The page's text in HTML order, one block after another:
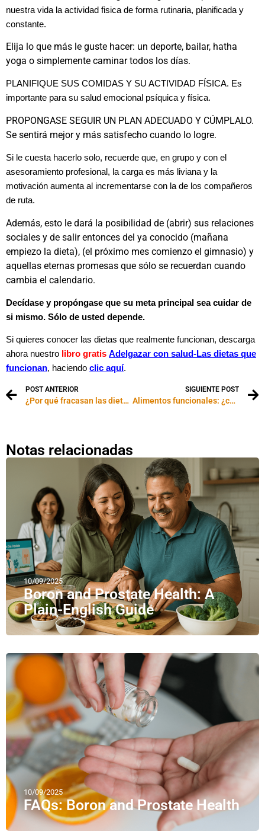
nuestra vida la actividad fisica de forma rutinaria, planificada y
constante.
Elija lo que más le guste hacer: un deporte, bailar, hatha
yoga o simplemente caminar todos los días.
PLANIFIQUE SUS COMIDAS Y SU ACTIVIDAD FÍSICA. Es
importante para su salud emocional psíquica y física.
PROPONGASE SEGUIR UN PLAN ADECUADO Y CÚMPLALO.
Se sentirá mejor y más satisfecho cuando lo logre.
Si le cuesta hacerlo solo, recuerde que, en grupo y con el
asesoramiento profesional, la carga es más liviana y la
motivación aumenta al incrementarse con la de los compañeros
de ruta.
Además, esto le dará la posibilidad de (abrir) sus relaciones
sociales y de salir entonces del ya conocido (mañana
empiezo la dieta), (el próximo mes comienzo el gimnasio) y
aquellas eternas promesas que sólo se recuerdan cuando
cambia el calendario.
Decídase y propóngase que su meta principal sea cuidar de
si mismo. Sólo de usted depende.
Si quieres conocer las dietas que realmente funcionan, descarga
ahora nuestro libro gratis Adelgazar con salud-Las dietas que
funcionan, haciendo clic aquí.
POST ANTERIOR
¿Por qué fracasan las dietas?: video exclusivo
SIGUIENTE POST
Alimentos funcionales: ¿cuál elegir y por qué?
Notas relacionadas
10/09/2025
Boron and Prostate Health: A
Plain-English Guide
10/09/2025
FAQs: Boron and Prostate Health